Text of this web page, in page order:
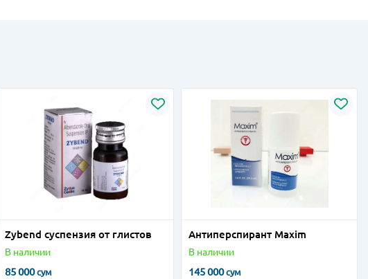
Zybend суспензия от глистов
В наличии
85 000сум
Антиперспирант Maxim
В наличии
145 000сум